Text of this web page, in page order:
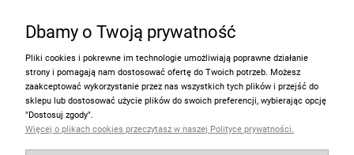
Informacje
Dbamy o Twoją prywatność
Pliki cookies i pokrewne im technologie umożliwiają poprawne działanie
strony i pomagają nam dostosować ofertę do Twoich potrzeb. Możesz
zaakceptować wykorzystanie przez nas wszystkich tych plików i przejść do
sklepu lub dostosować użycie plików do swoich preferencji, wybierając opcję
"Dostosuj zgody".
Więcej o plikach cookies przeczytasz w naszej Polityce prywatności.